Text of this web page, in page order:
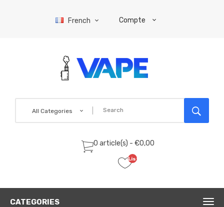
French Compte
All Categories
0 article(s) - €0,00
Liste
(0)
CATEGORIES